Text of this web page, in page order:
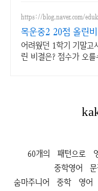
https://blog.naver.com/
목운중2 20점 올린
중등영어전문
어려웠던 1학기 기말고
린 비결은? 점수가 오
60개의 패턴으로
중학영어 문
숨마주니어 중학 영어